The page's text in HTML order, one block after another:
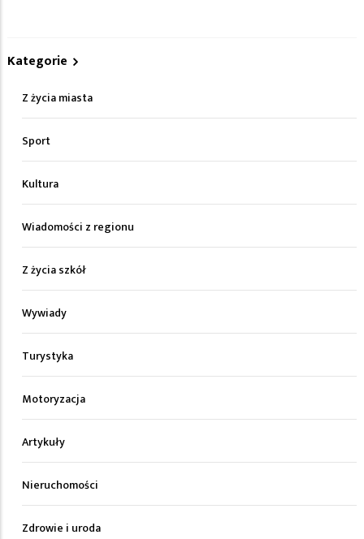
Kategorie
Z życia miasta
Sport
Kultura
Wiadomości z regionu
Z życia szkół
Wywiady
Turystyka
Motoryzacja
Artykuły
Nieruchomości
Zdrowie i uroda